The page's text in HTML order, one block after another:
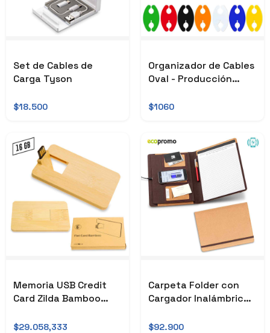
Set de Cables de
Carga Tyson
$18.500
Organizador de Cables
Oval - Producción
$1060
Memoria USB Credit
Card Zilda Bamboo
$29.058,333
Carpeta Folder con
Cargador Inalámbrico
$92.900